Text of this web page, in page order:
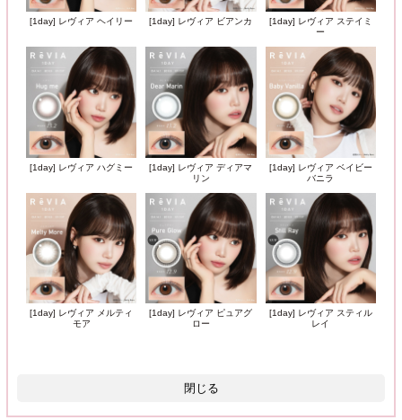
[1day] レヴィア ヘイリー [1day] レヴィア ビアンカ
[1day] レヴィア ステイミ
ー
[1day] レヴィア ハグミー
[1day] レヴィア ディアマ
リン
[1day] レヴィア ベイビー
バニラ
[1day] レヴィア メルティ
モア
[1day] レヴィア ピュアグ
ロー
[1day] レヴィア スティル
レイ
閉じる